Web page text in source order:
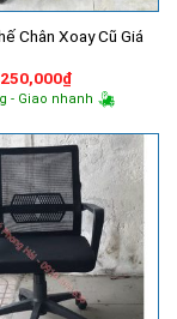
Chân Xoay Cũ Giá
Giá
gốc
là:
250,000₫Giá
hiện
tại
250,000₫.
- Giao nhanh